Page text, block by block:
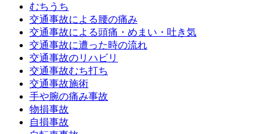
むちうち
交通事故による腰の痛み
交通事故による頭痛・めまい・吐き気
交通事故に遭った時の流れ
交通事故のリハビリ
交通事故むち打ち
交通事故施術
手や腕の痛み事故
物損事故
自損事故